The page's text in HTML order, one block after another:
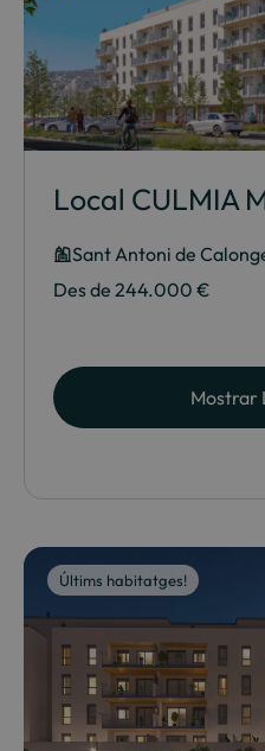
Local CULMIA
Sant Antoni de
Des de 244.000 €
Mostrar
Últims habitatges!